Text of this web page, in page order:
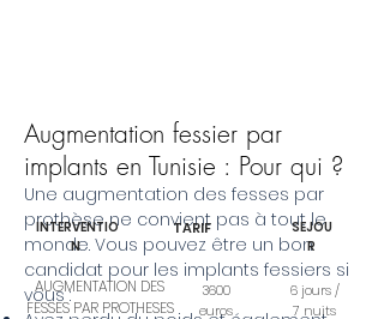
Augmentation fessier par
implants en Tunisie : Pour qui ?
Une augmentation des fesses par
prothèse ne convient pas à tout le
monde. Vous pouvez être un bon
candidat pour les implants fessiers si
vous :
AUGMENTATION DES
FESSES PAR PROTHESES
lNTERVENTIO
N
TARIF
SEJOU
R
3600
euros
6 jours /
7 nuits